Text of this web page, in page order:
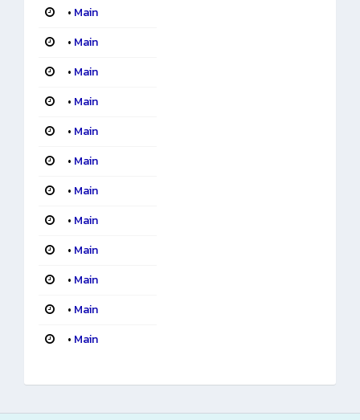
• Main
• Main
• Main
• Main
• Main
• Main
• Main
• Main
• Main
• Main
• Main
• Main